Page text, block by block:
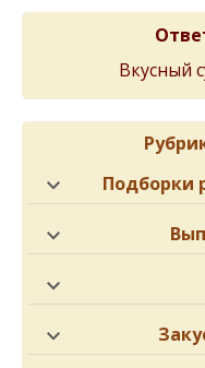
Вкусный
Подборки